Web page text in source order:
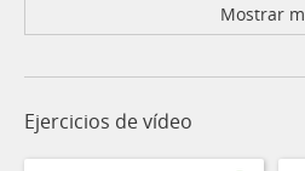
Mostrar
Ejercicios de vídeo